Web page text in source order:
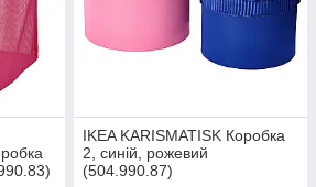
IKEA KARISMATISK Коробка
2, синій, рожевий
(504.990.87)